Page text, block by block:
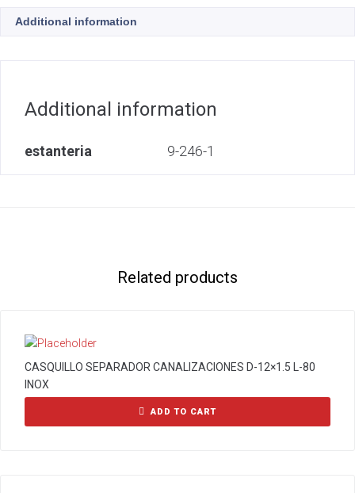
Additional information
Additional information
estanteria 9-246-1
Related products
CASQUILLO SEPARADOR CANALIZACIONES D-12×1.5 L-80
INOX
ADD TO CART